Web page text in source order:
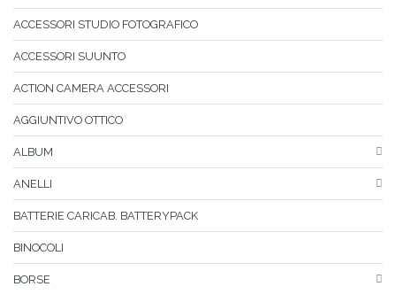
ACCESSORI STUDIO FOTOGRAFICO
ACCESSORI SUUNTO
ACTION CAMERA ACCESSORI
AGGIUNTIVO OTTICO
ALBUM
ANELLI
BATTERIE CARICAB. BATTERYPACK
BINOCOLI
BORSE